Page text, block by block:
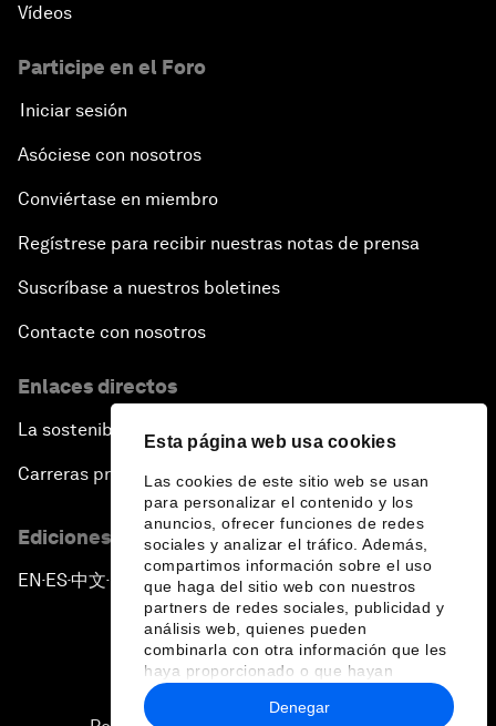
Esta página web usa cookies
Las cookies de este sitio web se usan
para personalizar el contenido y los
anuncios, ofrecer funciones de redes
sociales y analizar el tráfico. Además,
compartimos información sobre el uso
que haga del sitio web con nuestros
partners de redes sociales, publicidad y
análisis web, quienes pueden
combinarla con otra información que les
haya proporcionado o que hayan
recopilado a partir del uso que haya
hecho de sus servicios.
Denegar
Vídeos
Participe en el Foro
Iniciar sesión
Asóciese con nosotros
Conviértase en miembro
Regístrese para recibir nuestras notas de prensa
Suscríbase a nuestros boletines
Contacte con nosotros
Enlaces directos
La sostenibilidad en el Foro
Carreras profesionales
Ediciones en otros idiomas
EN ▪ES▪中文▪ 日本語